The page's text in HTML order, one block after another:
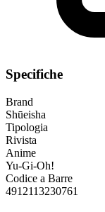
Specifiche
Brand
Shūeisha
Tipologia
Rivista
Anime
Yu-Gi-Oh!
Codice a Barre
4912113230761